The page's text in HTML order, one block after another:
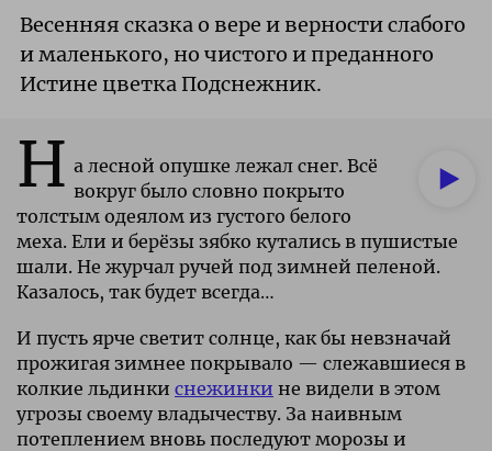
Весенняя сказка о вере и верности слабого
и маленького, но чистого и преданного
Истине цветка Подснежник.
Н а лесной опушке лежал снег. Всё
вокруг было словно покрыто
толстым одеялом из густого белого
меха. Ели и берёзы зябко кутались в пушистые
шали. Не журчал ручей под зимней пеленой.
Казалось, так будет всегда…
И пусть ярче светит солнце, как бы невзначай
прожигая зимнее покрывало — слежавшиеся в
колкие льдинки снежинки не видели в этом
угрозы своему владычеству. За наивным
потеплением вновь последуют морозы и